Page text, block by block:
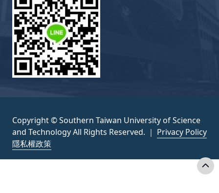
Copyright © Southern Taiwan University of Science
and Technology All Rights Reserved. ｜ Privacy Policy
隱私權政策